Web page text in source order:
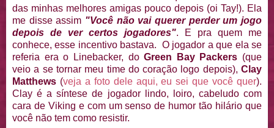
das minhas melhores amigas pouco depois (oi Tay!). Ela
me disse assim "Você não vai querer perder um jogo
depois de ver certos jogadores". E pra quem me
conhece, esse incentivo bastava. O jogador a que ela se
referia era o Linebacker, doGreen Bay Packers (que
veio a se tornar meu time do coração logo depois), Clay
Matthews (veja a foto dele aqui, eu sei que você quer).
Clay é a síntese de jogador lindo, loiro, cabeludo com
cara de Viking e com um senso de humor tão hilário que
você não tem como resistir.